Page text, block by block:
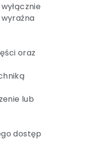
oraz
lub
dostęp